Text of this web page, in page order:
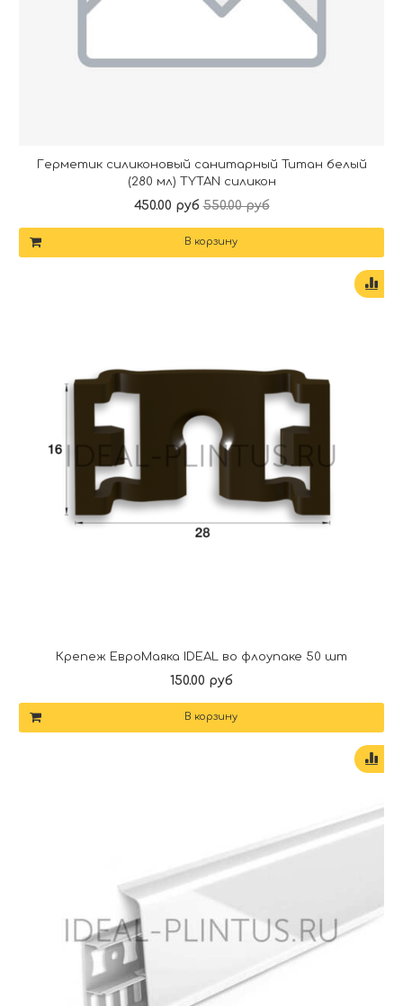
Герметик силиконовый санитарный Титан белый
(280 мл) TYTAN силикон
450.00 руб 550.00 руб
В корзину
Крепеж ЕвроМаяка IDEAL во флоупаке 50 шт
150.00 руб
В корзину